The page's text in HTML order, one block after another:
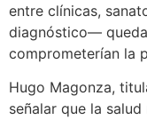
entre clínicas,
diagnóstico—
comprometerían la
Hugo Magonza,
señalar que la